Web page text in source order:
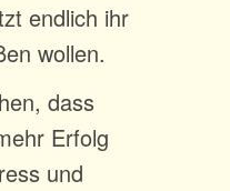
endlich ihr
wollen.
dass
Erfolg
und